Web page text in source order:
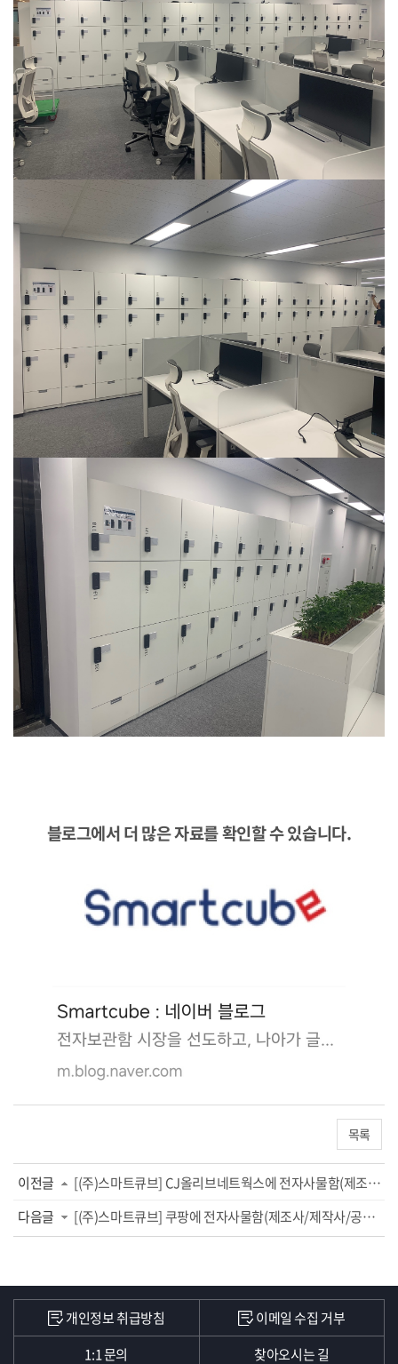
블로그에서더 많은 자료를확인할 수 있습니다.
목록
이전글
[(주)스마트큐브] CJ올리브네트웍스에 전자사물함(제조사/제작사/공급사) 설치
다음글
[(주)스마트큐브] 쿠팡에 전자사물함(제조사/제작사/공급사) 설치
개인정보 취급방침
이메일 수집 거부
1:1 문의
찾아오시는 길